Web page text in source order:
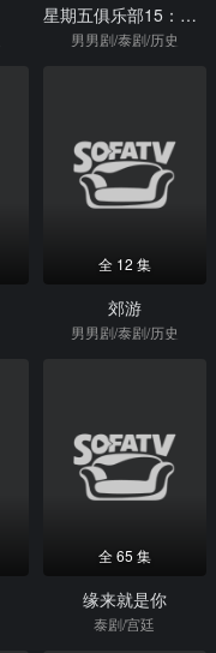
星期五俱乐部15：瞬间与记忆之褪色的爱
男男剧/泰剧/历史
全 12 集
郊游
男男剧/泰剧/历史
全 65 集
缘来就是你
泰剧/宫廷